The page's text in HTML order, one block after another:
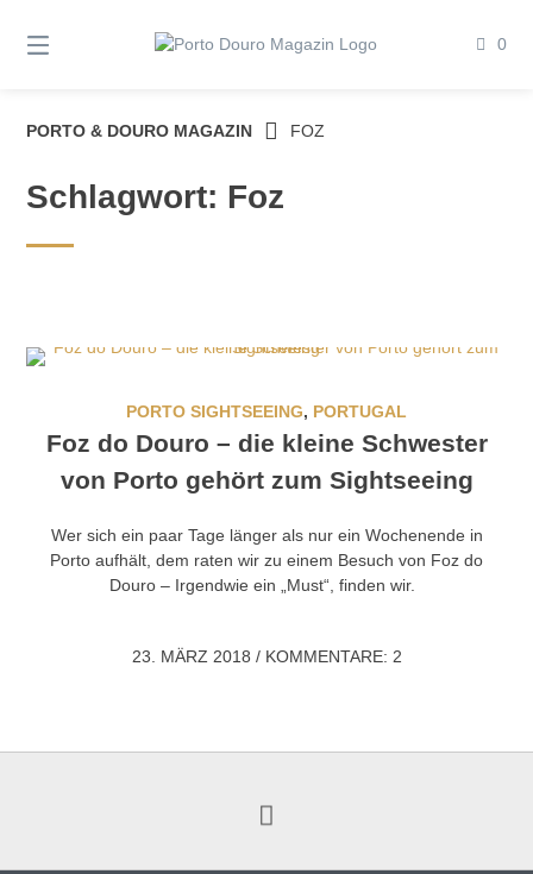
zum
Inhalt
0
PORTO & DOURO MAGAZIN FOZ
Schlagwort: Foz
PORTO SIGHTSEEING, PORTUGAL
Foz do Douro – die kleine Schwester
von Porto gehört zum Sightseeing
Wer sich ein paar Tage länger als nur ein Wochenende in
Porto aufhält, dem raten wir zu einem Besuch von Foz do
Douro – Irgendwie ein „Must“, finden wir.
23. MÄRZ 2018 /KOMMENTARE: 2